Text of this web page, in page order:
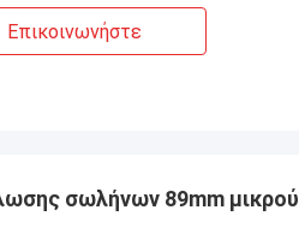
Επικοινωνήστε
σωλήνων 89mm μικρού